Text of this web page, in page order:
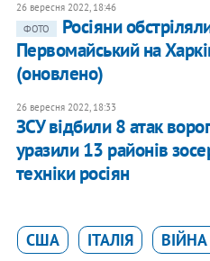
26 вересня 2022, 18:46
ФОТО
Росіяни
Первомайський на
(оновлено)
26 вересня 2022, 18:33
ЗСУ відбили 8 атак
уразили 13 районів
техніки росіян
США ІТАЛІЯ